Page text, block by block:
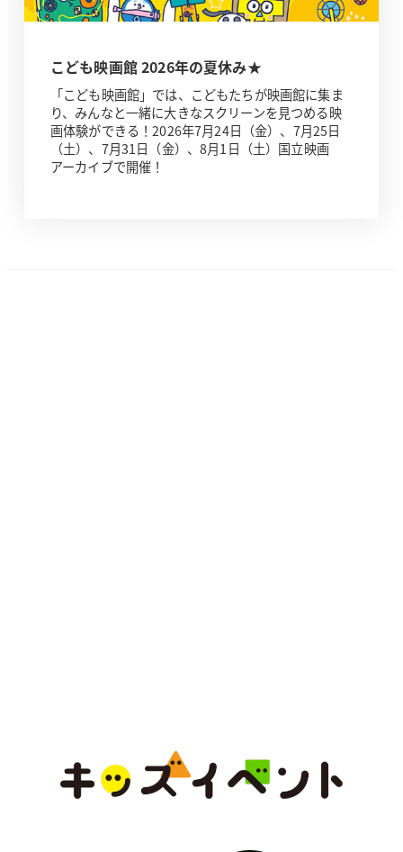
こども映画館 2026年の夏休み★
「こども映画館」では、こどもたちが映画館に集ま
り、みんなと一緒に大きなスクリーンを見つめる映
画体験ができる！2026年7月24日（金）、7月25日
（土）、7月31日（金）、8月1日（土）国立映画
アーカイブで開催！